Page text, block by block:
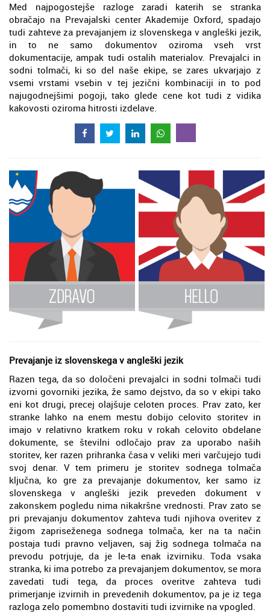
Med najpogostejše razloge zaradi katerih se stranka
obračajo na Prevajalski center Akademije Oxford, spadajo
tudi zahteve za prevajanjem iz slovenskega v angleški jezik,
in to ne samo dokumentov oziroma vseh vrst
dokumentacije, ampak tudi ostalih materialov. Prevajalci in
sodni tolmači, ki so del naše ekipe, se zares ukvarjajo z
vsemi vrstami vsebin v tej jezični kombinaciji in to pod
najugodnejšimi pogoji, tako glede cene kot tudi z vidika
kakovosti oziroma hitrosti izdelave.
Prevajanje iz slovenskega v angleški jezik
Razen tega, da so določeni prevajalci in sodni tolmači tudi
izvorni govorniki jezika, že samo dejstvo, da so v ekipi tako
eni kot drugi, precej olajšuje celoten proces. Prav zato, ker
stranke lahko na enem mestu dobijo celovito storitev in
imajo v relativno kratkem roku v rokah celovito obdelane
dokumente, se številni odločajo prav za uporabo naših
storitev, ker razen prihranka časa v veliki meri varčujejo tudi
svoj denar. V tem primeru je storitev sodnega tolmača
ključna, ko gre za prevajanje dokumentov, ker samo iz
slovenskega v angleški jezik preveden dokument v
zakonskem pogledu nima nikakršne vrednosti. Prav zato se
pri prevajanju dokumentov zahteva tudi njihova overitev z
žigom zapriseženega sodnega tolmača, ker na ta način
postaja tudi pravno veljaven, saj žig sodnega tolmača na
prevodu potrjuje, da je le-ta enak izvirniku. Toda vsaka
stranka, ki ima potrebo za prevajanjem dokumentov, se mora
zavedati tudi tega, da proces overitve zahteva tudi
primerjanje izvirnih in prevedenih dokumentov, pa je iz tega
razloga zelo pomembno dostaviti tudi izvirnike na vpogled.